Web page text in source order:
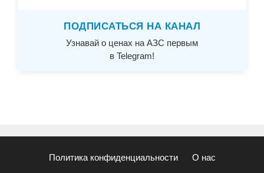
ПОДПИСАТЬСЯ НА КАНАЛ
Узнавай о ценах на АЗС первым
в Telegram!
Политика конфиденциальности О нас